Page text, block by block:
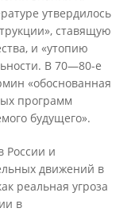
утвердилось
ставящую
и «утопию
В 70—80-е
«обоснованная
программ
будущего».
России и
движений в
реальная угроза
в